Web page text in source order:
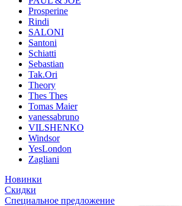
Prosperine
Rindi
SALONI
Santoni
Schiatti
Sebastian
Tak.Ori
Theory
Thes Thes
Tomas Maier
vanessabruno
VILSHENKO
Windsor
YesLondon
Zagliani
Новинки
Скидки
Специальное предложение